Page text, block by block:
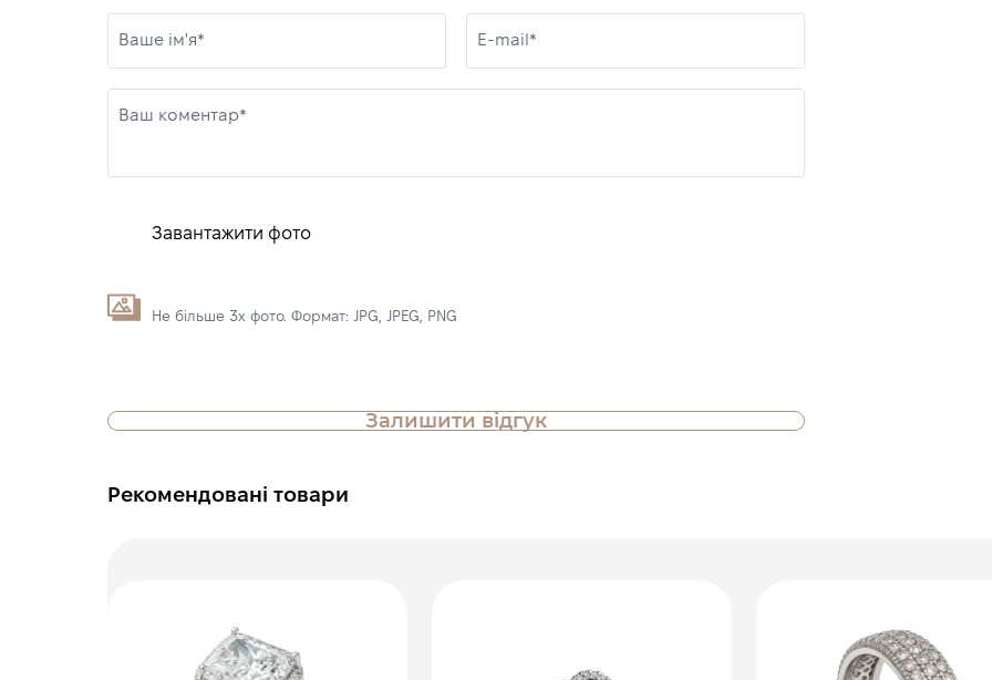
Ваше ім'я* E-mail*
Ваш коментар*
Завантажити фото
Не більше 3х фото. Формат: JPG, JPEG, PNG
Залишити відгук
Рекомендовані товари